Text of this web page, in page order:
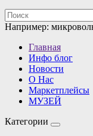
Например:
Главная
Инфо блог
Новости
О Нас
Маркетплейсы
МУЗЕЙ
Категории